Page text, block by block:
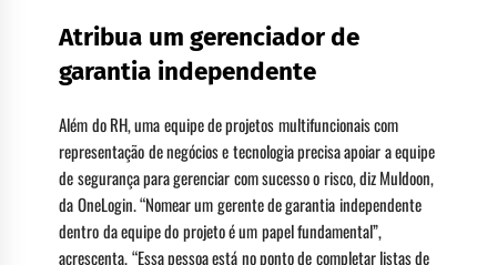
Atribua um gerenciador de
garantia independente
Além do RH, uma equipe de projetos multifuncionais com
representação de negócios e tecnologia precisa apoiar a equipe
de segurança para gerenciar com sucesso o risco, diz Muldoon,
da OneLogin. “Nomear um gerente de garantia independente
dentro da equipe do projeto é um papel fundamental”,
acrescenta. “Essa pessoa está no ponto de completar listas de